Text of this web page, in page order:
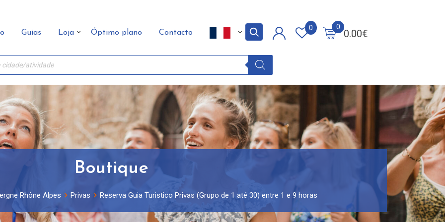
Guias Loja Óptimo plano Contacto 0.00€
0
0
Boutique
Rhône Alpes Privas Reserva Guia Turistico Privas (Grupo de 1 até 30) entre 1 e 9 horas